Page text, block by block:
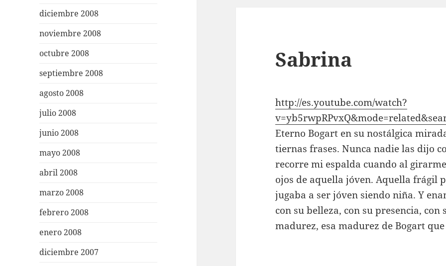
diciembre 2008
noviembre 2008
octubre 2008
septiembre 2008
agosto 2008
julio 2008
junio 2008
mayo 2008
abril 2008
marzo 2008
febrero 2008
enero 2008
diciembre 2007
Sabrina
http://es.youtube.com/watch?
Eterno Bogart en su nostálgica
tiernas frases. Nunca nadie las dijo
recorre mi espalda cuando al
ojos de aquella jóven. Aquella frágil
jugaba a ser jóven siendo niña. Y
con su belleza, con su presencia,
madurez, esa madurez de Bogart